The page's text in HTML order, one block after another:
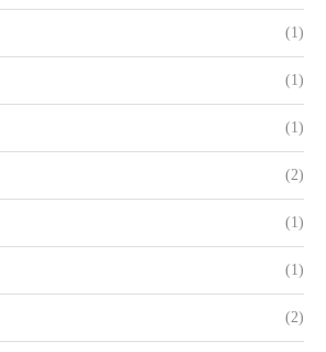
(1)
(1)
(1)
(2)
(1)
(1)
(2)